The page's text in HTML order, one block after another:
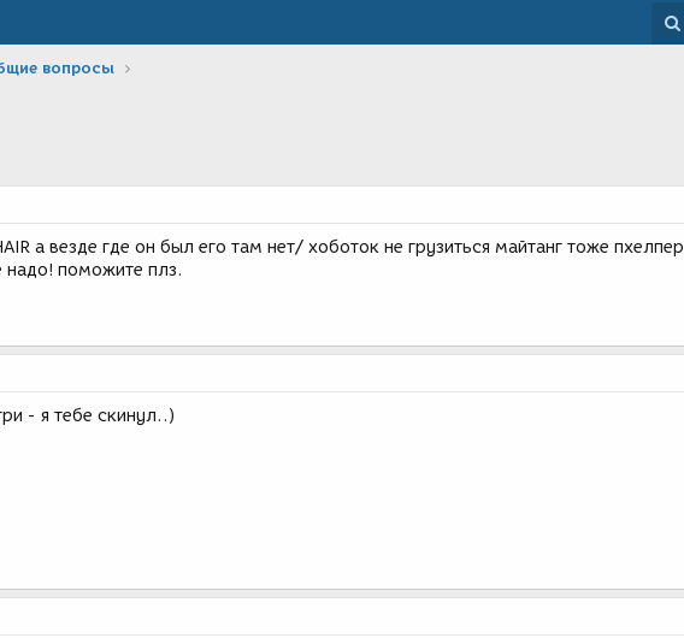
вопросы
а везде где он был его там нет/ хоботок не грузиться майтанг тоже пхелпер
поможите плз.
- я тебе скинул..)